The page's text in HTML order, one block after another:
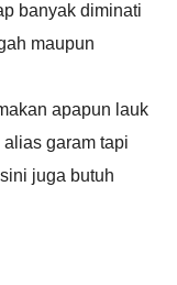
banyak diminati
maupun
apapun lauk
garam tapi
juga butuh